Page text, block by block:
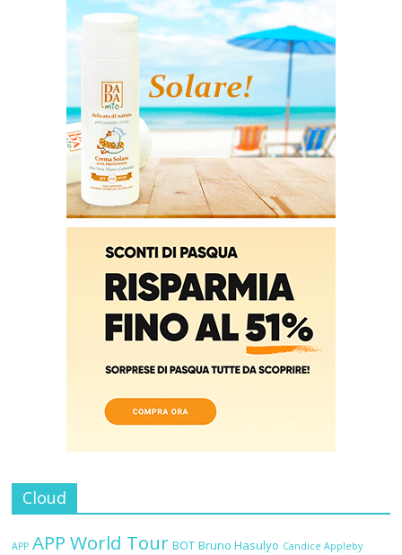
Cloud
APP APP World Tour BOT Bruno Hasulyo Candice Appleby